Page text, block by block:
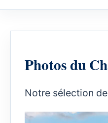
Photos du
Notre sélection